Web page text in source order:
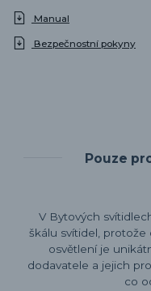
Manual
Bezpečnostní pokyny
Pouze
V Bytových
škálu svítidel,
osvětlení je
dodavatele a jejich
co